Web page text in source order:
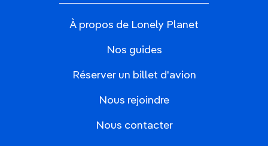
À propos de Lonely Planet
Nos guides
Réserver un billet d'avion
Nous rejoindre
Nous contacter